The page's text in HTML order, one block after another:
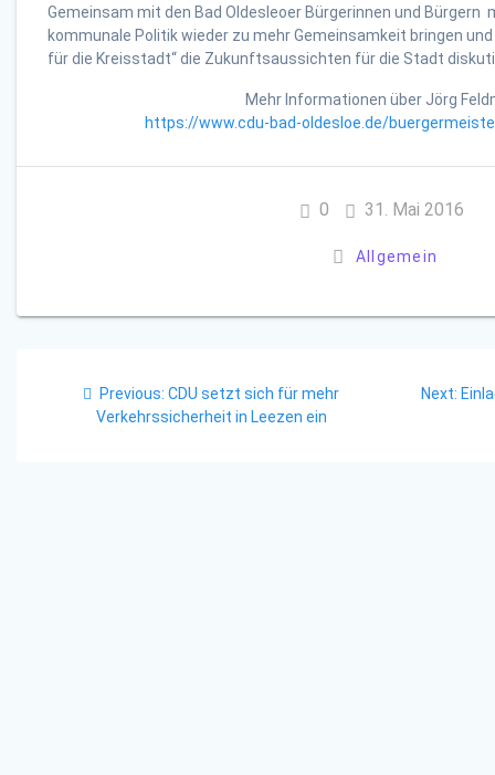
Gemeinsam mit den Bad Oldesleoer Bürgerinnen und Bürgern
kommunale Politik wieder zu mehr Gemeinsamkeit bringen
für die Kreisstadt“ die Zukunftsaussichten für die Stadt
Mehr Informationen über Jörg
https://www.cdu-bad-oldesloe.de/
0 31. Mai 2016
Allgemein
Previous: Previous
post:
CDU setzt sich für mehr
Verkehrssicherheit in Leezen ein
Next: Next